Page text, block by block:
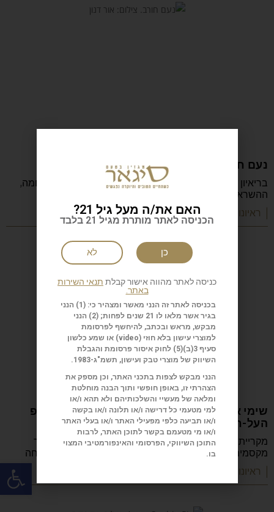
נעם חורב: הכתיבה המשפחה והישראליות
בריאיון מיוחד מספר נעם חורב על הכתיבה, ההורות, המלחמה,
ההשראה, הקריירה והדרך שהפכה אותו לאחד
| ראיונות מעוררי השראה
שימי אטיאס: המנטליסט שהמציא את הסטנדאפ
העל-חושי
מקריית אתא לבמות הגדולות: שימי אטיאס מספר על הדרך
מקסמים למנטליזם, ההצלחה בטלוויזיה, הכישלונות, המשפחה
| ראיונות מעוררי השראה
האם את/ה מעל גיל 21?
הכניסה לאתר מותרת מגיל 21 בלבד
לא כן
כניסה לאתר מהווה אישור קבלת תנאי השירות
באתר.
בכניסה לאתר זה הנני מאשר ומצהיר כי: (1) הנני
בגיר אשר מלאו לו 21 שנים לפחות; (2) הנני
מבקש, מראש ובכתב, להיחשף לפרסומת
למוצרי עישון בלא חוזי (video) או שמע כלשון
סעיף 3(ב)(5) לחוק איסור פרסומת והגבלת
השיווק של מוצרי טבק ועישון, תשמ"ג-1983.
הנני מבקש לצפות בתכני האתר, וכן מספק את
הצהרתי זו, באופן חופשי ותוך הבנה מוחלטת
ומלאה של מעשיי והשלכותיהם ולא תהא ו/או
למי מטעמי כל דרישה ו/או תלונה ו/או בקשה
ו/או תביעה כלפי מפעילי האתר ו/או בעלי האתר
ו/או מי מטעמם בקשר לתוכן האתר, לרבות
התוכן השיווקי, הפרסומי והאינפורמטיבי המצוי
בו.